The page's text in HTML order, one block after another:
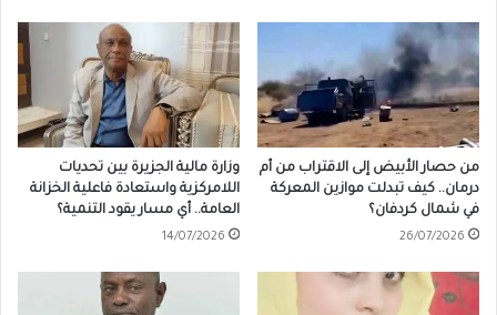
من حصار الأبيض إلى الاقتراب من أم
درمان.. كيف تبدلت موازين المعركة
في شمال كردفان؟
26/07/2026
وزارة مالية الجزيرة بين تحديات
اللامركزية واستعادة فاعلية الخزانة
العامة.. أي مسار يقود التنمية؟
14/07/2026